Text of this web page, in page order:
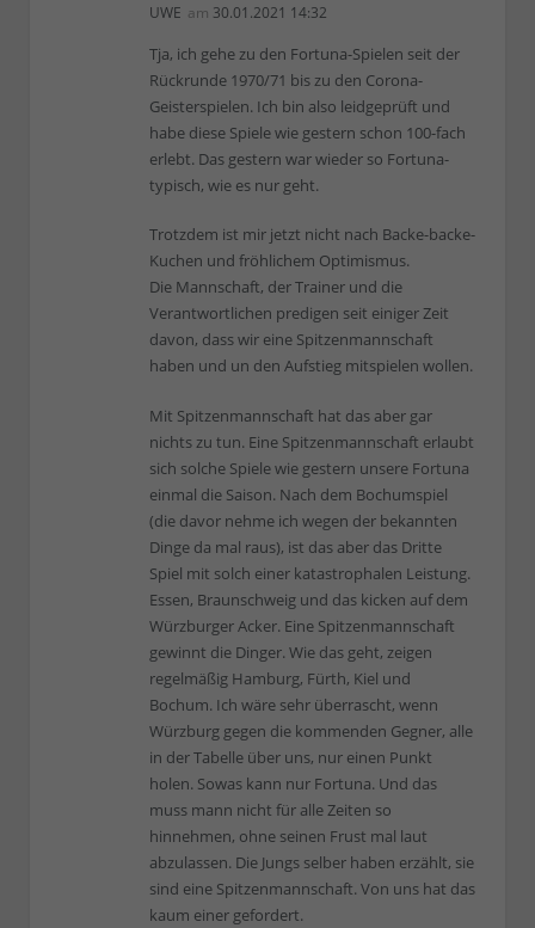
UWE am 30.01.2021 14:32
Tja, ich gehe zu den Fortuna-Spielen seit der
Rückrunde 1970/71 bis zu den Corona-
Geisterspielen. Ich bin also leidgeprüft und
habe diese Spiele wie gestern schon 100-fach
erlebt. Das gestern war wieder so Fortuna-
typisch, wie es nur geht.
Trotzdem ist mir jetzt nicht nach Backe-backe-
Kuchen und fröhlichem Optimismus.
Die Mannschaft, der Trainer und die
Verantwortlichen predigen seit einiger Zeit
davon, dass wir eine Spitzenmannschaft
haben und un den Aufstieg mitspielen wollen.
Mit Spitzenmannschaft hat das aber gar
nichts zu tun. Eine Spitzenmannschaft erlaubt
sich solche Spiele wie gestern unsere Fortuna
einmal die Saison. Nach dem Bochumspiel
(die davor nehme ich wegen der bekannten
Dinge da mal raus), ist das aber das Dritte
Spiel mit solch einer katastrophalen Leistung.
Essen, Braunschweig und das kicken auf dem
Würzburger Acker. Eine Spitzenmannschaft
gewinnt die Dinger. Wie das geht, zeigen
regelmäßig Hamburg, Fürth, Kiel und
Bochum. Ich wäre sehr überrascht, wenn
Würzburg gegen die kommenden Gegner, alle
in der Tabelle über uns, nur einen Punkt
holen. Sowas kann nur Fortuna. Und das
muss mann nicht für alle Zeiten so
hinnehmen, ohne seinen Frust mal laut
abzulassen. Die Jungs selber haben erzählt, sie
sind eine Spitzenmannschaft. Von uns hat das
kaum einer gefordert.